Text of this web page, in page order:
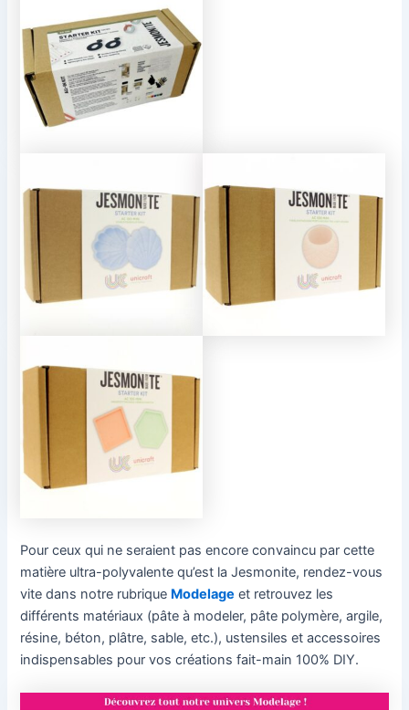
Pour ceux qui ne seraient pas encore convaincu par cette
matière ultra-polyvalente qu’est la Jesmonite, rendez-vous
vite dans notre rubrique Modelage et retrouvez les
différents matériaux (pâte à modeler, pâte polymère, argile,
résine, béton, plâtre, sable, etc.), ustensiles et accessoires
indispensables pour vos créations fait-main 100% DIY.